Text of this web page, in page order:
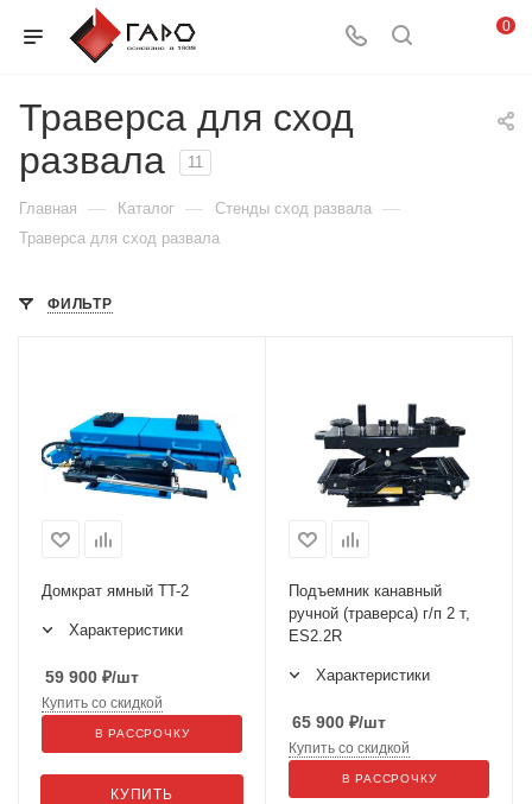
0
Траверса для сход
развала
11
Главная — Каталог — Стенды сход развала —
Траверса для сход развала
ФИЛЬТР
Домкрат ямный TT-2
Характеристики
59 900 ₽/шт
КУПИТЬ
Купить со скидкой
В РАССРОЧКУ
Подъемник канавный
ручной (траверса) г/п 2 т,
ES2.2R
Характеристики
65 900 ₽/шт
Купить со скидкой
В РАССРОЧКУ